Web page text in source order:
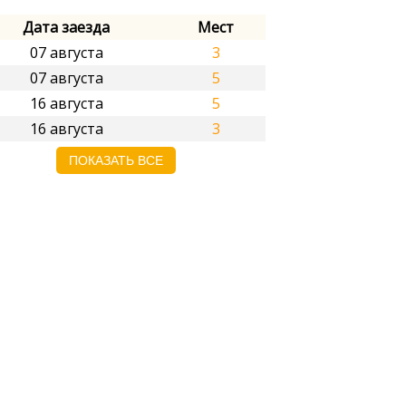
Дата заезда
Мест
07 августа
3
07 августа
5
16 августа
5
16 августа
3
ПОКАЗАТЬ ВСЕ